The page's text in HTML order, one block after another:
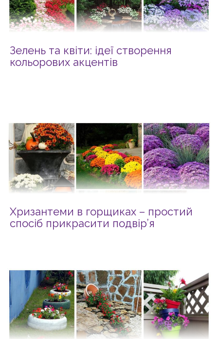
Зелень та квіти: ідеї створення
кольорових акцентів
Хризантеми в горщиках – простий
спосіб прикрасити подвір’я